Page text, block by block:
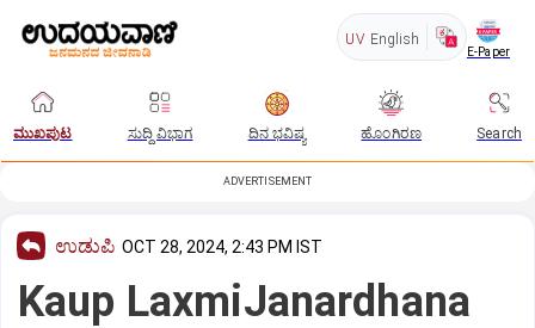
UV English
E-Paper
ಮುಖಪುಟ ಸುದ್ದಿ ವಿಭಾಗ ದಿನ ಭವಿಷ್ಯ ಹೊಂಗಿರಣ Search
ADVERTISEMENT
ಉಡುಪಿ OCT 28, 2024, 2:43 PM IST
Kaup LaxmiJanardhana